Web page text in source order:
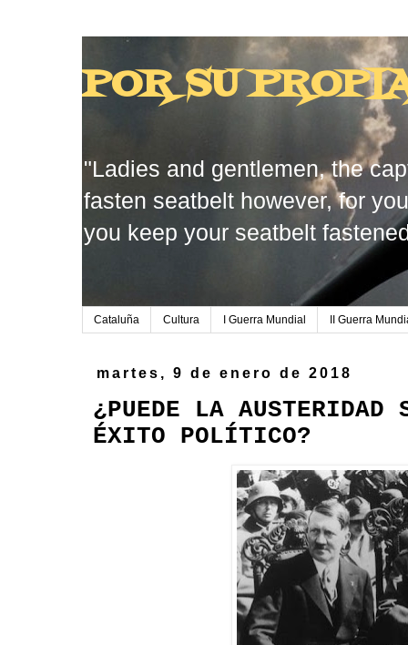
POR SU
"Ladies and gentlemen, the
fasten seatbelt however, for
you keep your seatbelt
Cataluña Cultura I Guerra Mundial II Guerra
martes, 9 de enero de 2018
¿PUEDE LA AUSTERIDAD
ÉXITO POLÍTICO?